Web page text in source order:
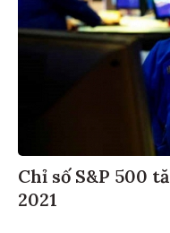
Chỉ số S&P 500
2021